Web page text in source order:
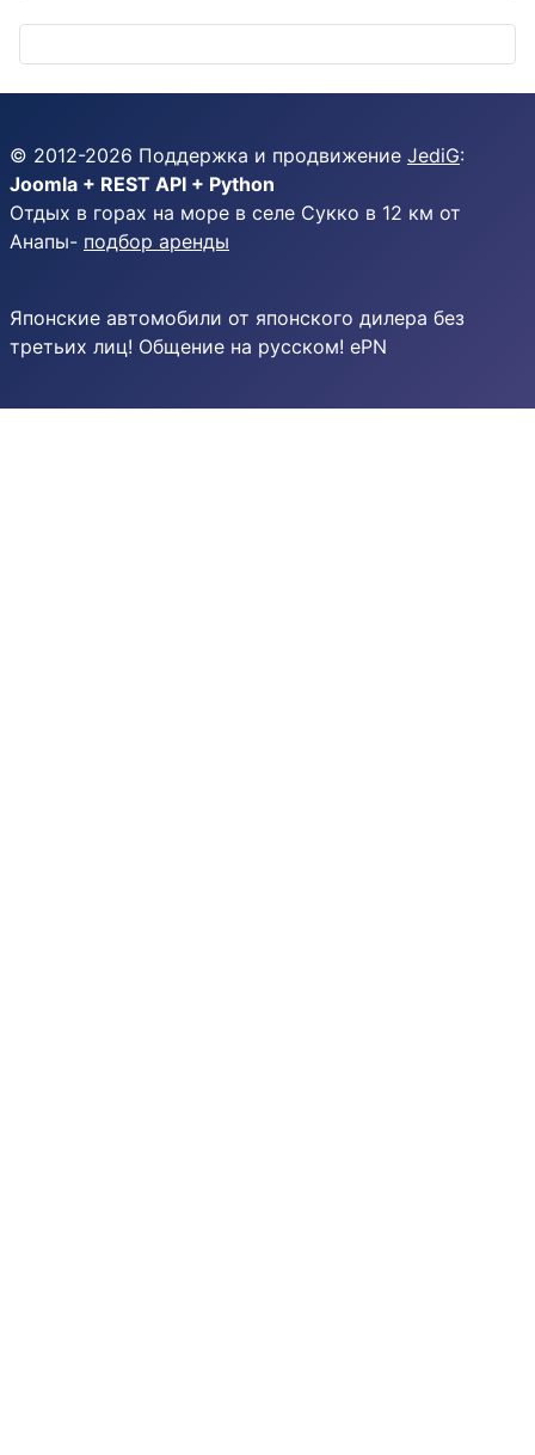
© 2012-2026 Поддержка и продвижение JediG:
Joomla + REST API + Python
Отдых в горах на море в селе Сукко в 12 км от
Анапы- подбор аренды
Японские автомобили от японского дилера без
третьих лиц! Общение на русском! ePN